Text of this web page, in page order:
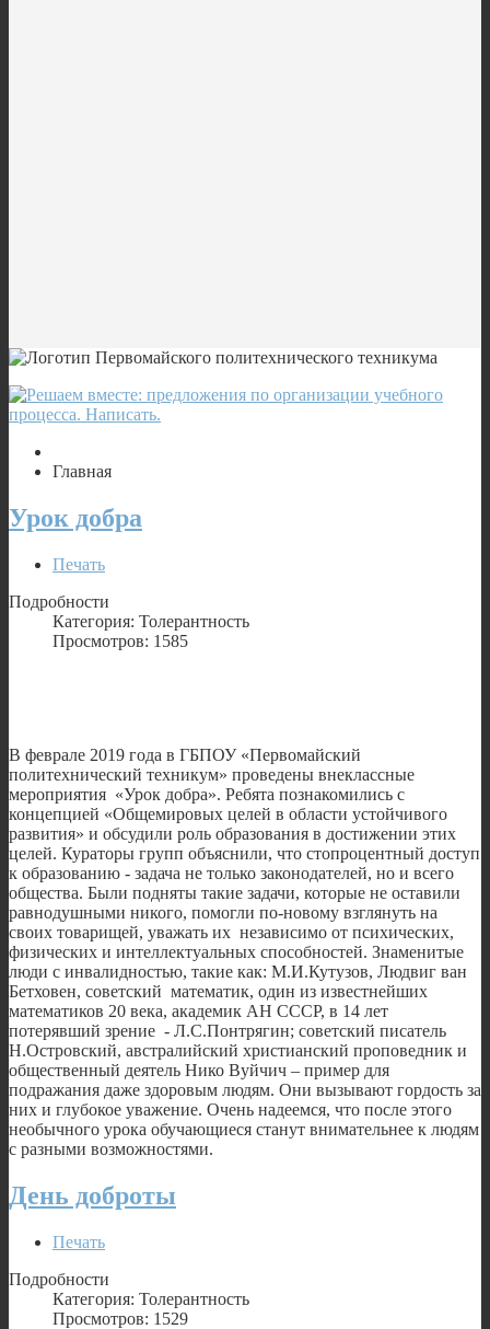
Главная
Урок добра
Печать
Подробности
Категория: Толерантность
Просмотров: 1585
В феврале 2019 года в ГБПОУ «Первомайский
политехнический техникум» проведены внеклассные
мероприятия «Урок добра». Ребята познакомились с
концепцией «Общемировых целей в области устойчивого
развития» и обсудили роль образования в достижении этих
целей. Кураторы групп объяснили, что стопроцентный доступ
к образованию - задача не только законодателей, но и всего
общества. Были подняты такие задачи, которые не оставили
равнодушными никого, помогли по-новому взглянуть на
своих товарищей, уважать их независимо от психических,
физических и интеллектуальных способностей. Знаменитые
люди с инвалидностью, такие как: М.И.Кутузов, Людвиг ван
Бетховен, советский математик, один из известнейших
математиков 20 века, академик АН СССР, в 14 лет
потерявший зрение - Л.С.Понтрягин; советский писатель
Н.Островский, австралийский христианский проповедник и
общественный деятель Нико Вуйчич – пример для
подражания даже здоровым людям. Они вызывают гордость за
них и глубокое уважение. Очень надеемся, что после этого
необычного урока обучающиеся станут внимательнее к людям
с разными возможностями.
День доброты
Печать
Подробности
Категория: Толерантность
Просмотров: 1529